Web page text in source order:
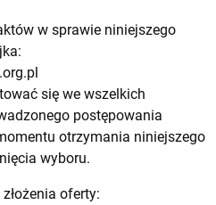
w sprawie niniejszego
się we wszelkich
postępowania
otrzymania niniejszego
wyboru.
oferty: